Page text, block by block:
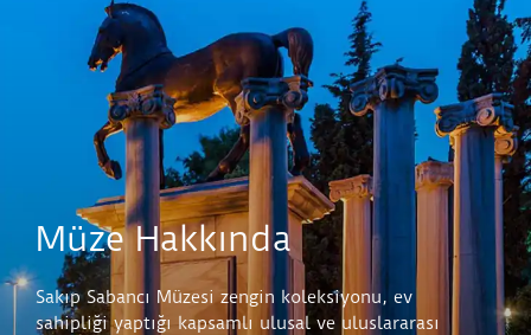
Müze Hakkında
Sakıp Sabancı Müzesi zengin koleksiyonu, ev
sahipliği yaptığı kapsamlı ulusal ve uluslararası